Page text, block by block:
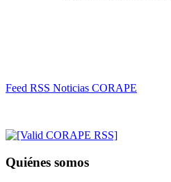
Feed RSS Noticias CORAPE
Quiénes somos